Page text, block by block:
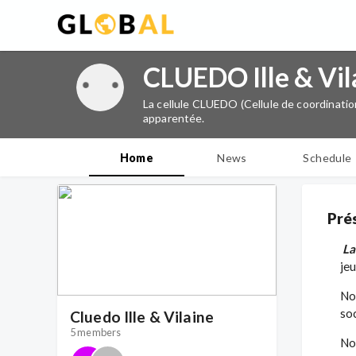
CLUEDO Ille &
La cellule CLUEDO (Cellule de
apparentée.
Home News Schedule
Cluedo Ille & Vilaine
5 members